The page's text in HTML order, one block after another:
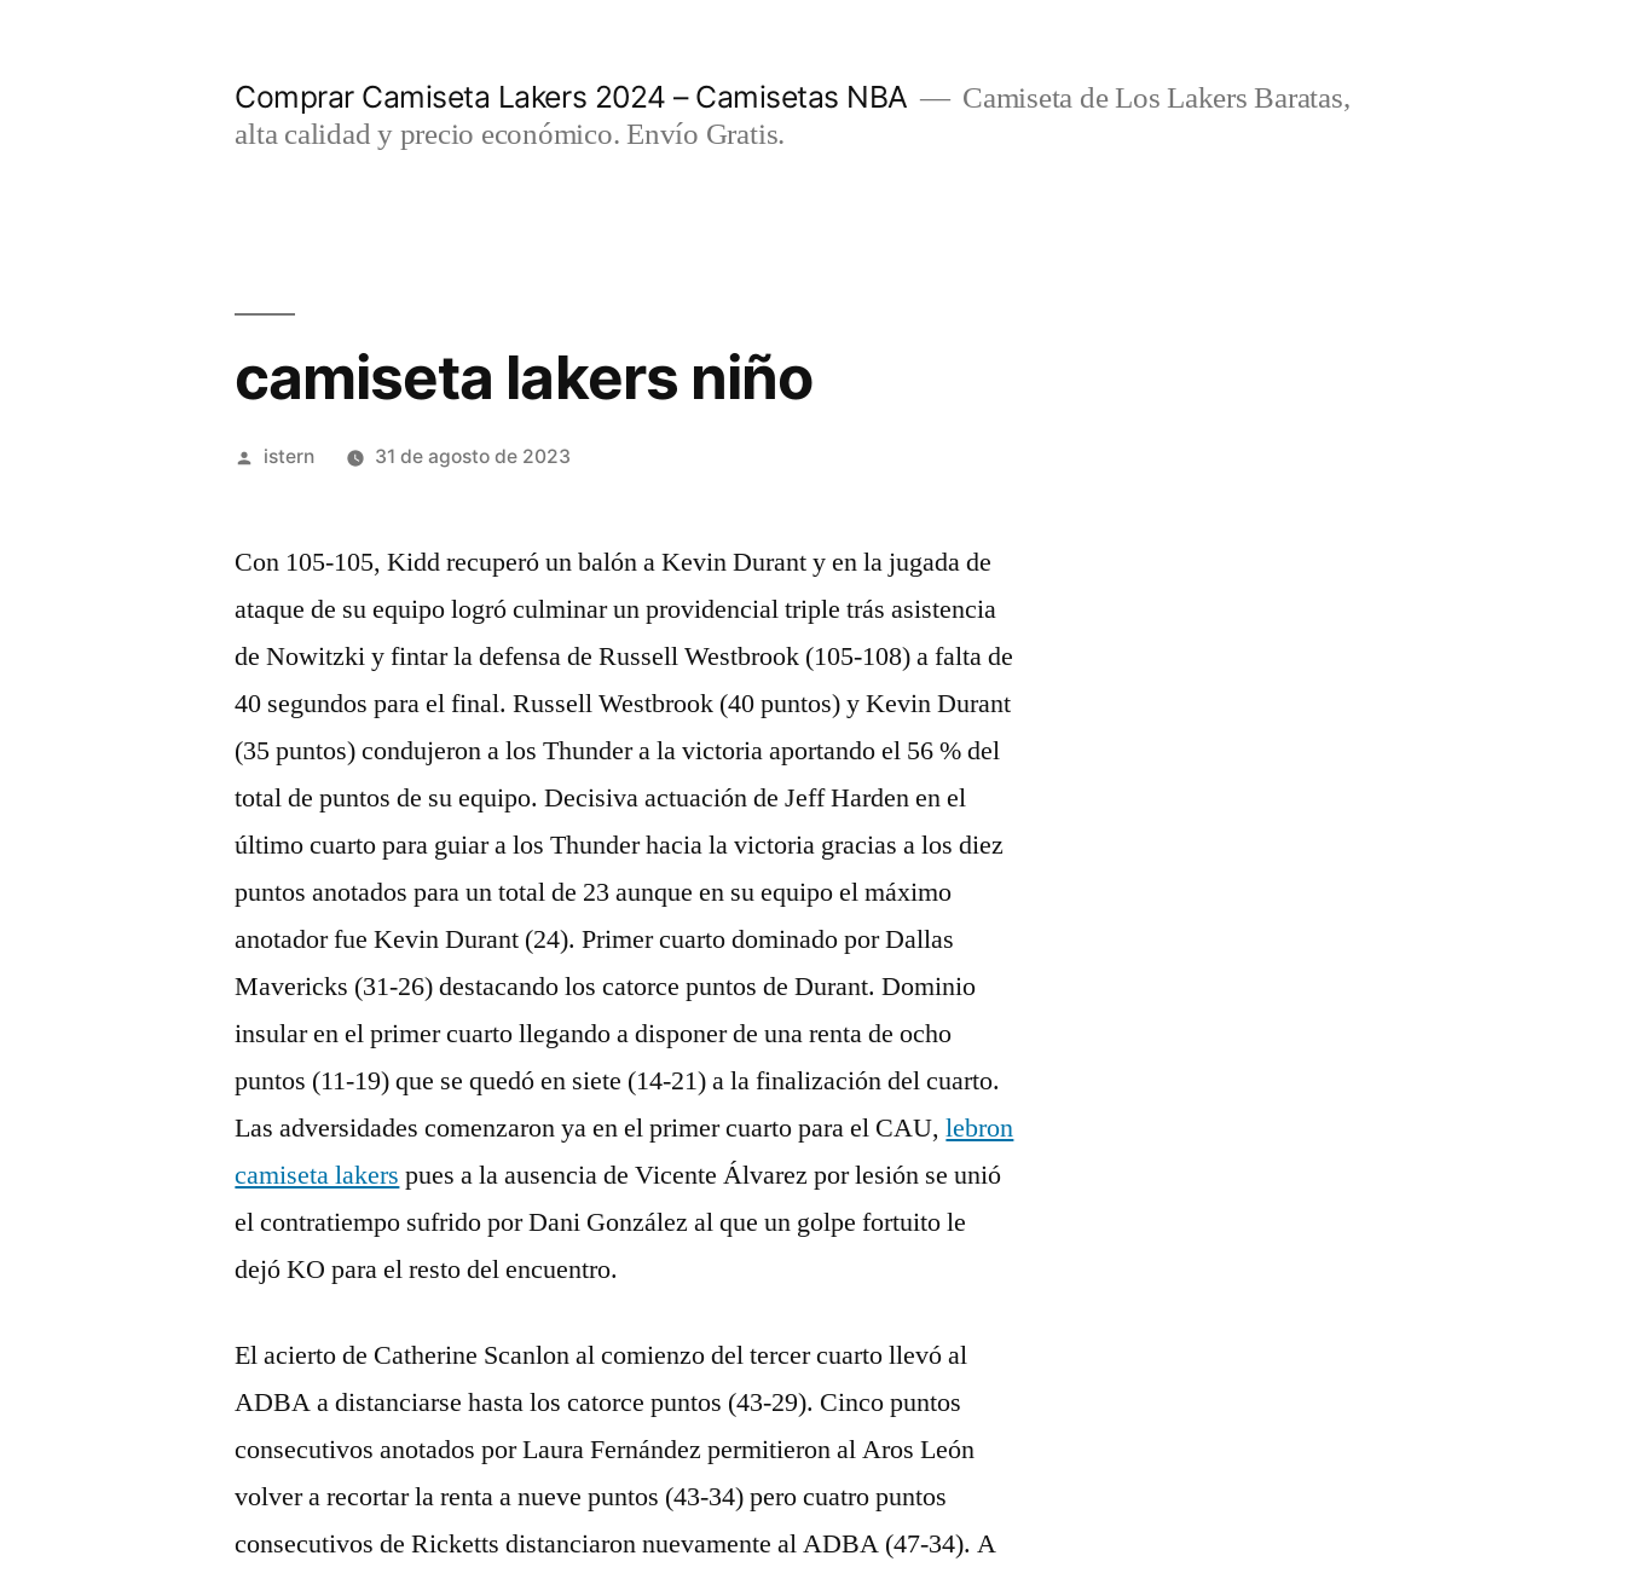
Comprar Camiseta Lakers 2024 – Camisetas NBA
Camiseta de Los Lakers Baratas,
alta calidad y precio económico. Envío Gratis.
camiseta lakers niño
Publicado
istern 31 de agosto de 2023
Con 105-105, Kidd recuperó un balón a Kevin Durant y en la jugada de
ataque de su equipo logró culminar un providencial triple trás asistencia
de Nowitzki y fintar la defensa de Russell Westbrook (105-108) a falta de
40 segundos para el final. Russell Westbrook (40 puntos) y Kevin Durant
(35 puntos) condujeron a los Thunder a la victoria aportando el 56 % del
total de puntos de su equipo. Decisiva actuación de Jeff Harden en el
último cuarto para guiar a los Thunder hacia la victoria gracias a los diez
puntos anotados para un total de 23 aunque en su equipo el máximo
anotador fue Kevin Durant (24). Primer cuarto dominado por Dallas
Mavericks (31-26) destacando los catorce puntos de Durant. Dominio
insular en el primer cuarto llegando a disponer de una renta de ocho
puntos (11-19) que se quedó en siete (14-21) a la finalización del cuarto.
Las adversidades comenzaron ya en el primer cuarto para el CAU,lebron
camiseta lakers pues a la ausencia de Vicente Álvarez por lesión se unió
el contratiempo sufrido por Dani González al que un golpe fortuito le
dejó KO para el resto del encuentro.
El acierto de Catherine Scanlon al comienzo del tercer cuarto llevó al
ADBA a distanciarse hasta los catorce puntos (43-29). Cinco puntos
consecutivos anotados por Laura Fernández permitieron al Aros León
volver a recortar la renta a nueve puntos (43-34) pero cuatro puntos
consecutivos de Ricketts distanciaron nuevamente al ADBA (47-34). A